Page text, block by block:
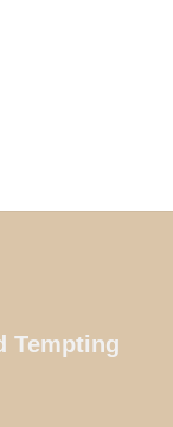
Tempting